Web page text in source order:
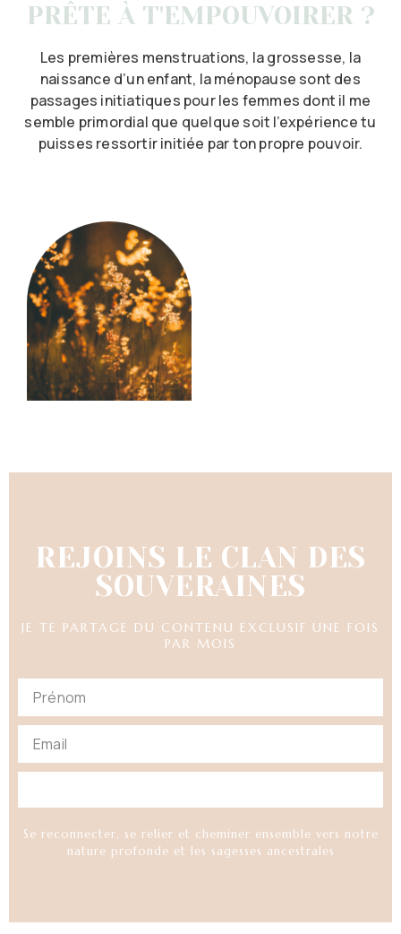
PRÊTE À T'EMPOUVOIRER ?
Les premières menstruations, la grossesse, la
naissance d’un enfant, la ménopause sont des
passages initiatiques pour les femmes dont il me
semble primordial que quelque soit l’expérience tu
puisses ressortir initiée par ton propre pouvoir.
REJOINS LE CLAN DES
SOUVERAINES
JE TE PARTAGE DU CONTENU EXCLUSIF UNE FOIS
PAR MOIS
Se reconnecter, se relier et cheminer ensemble vers notre
nature profonde et les sagesses ancestrales